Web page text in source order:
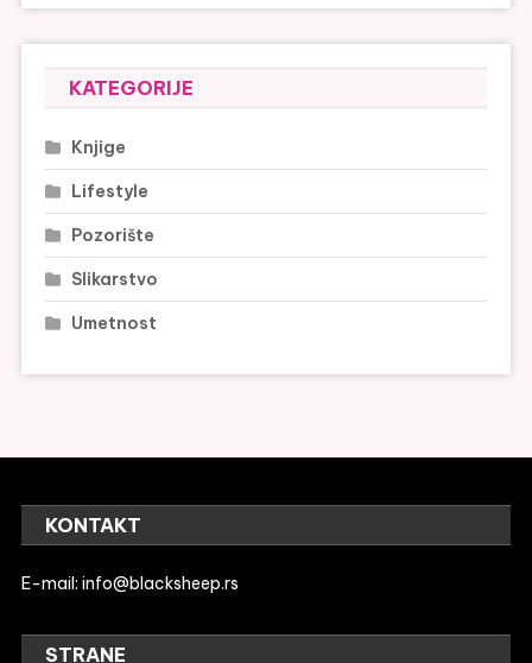
KATEGORIJE
Knjige
Lifestyle
Pozorište
Slikarstvo
Umetnost
KONTAKT
E-mail:info@blacksheep.rs
STRANE